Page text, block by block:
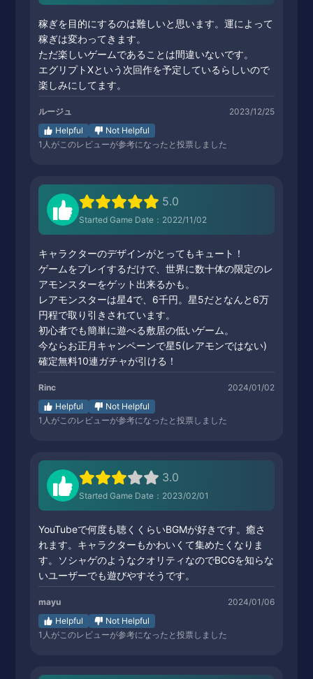
稼ぎを目的にするのは難しいと思います。運によって
稼ぎは変わってきます。
ただ楽しいゲームであることは間違いないです。
エグリプトXという次回作を予定しているらしいので
楽しみにしてます。
ルージュ
2023/12/25
Helpful
Not Helpful
1 人がこのレビューが参考になったと投票しました
5.0
Started Game Date：2022/11/02
キャラクターのデザインがとってもキュート！
ゲームをプレイするだけで、世界に数十体の限定のレ
アモンスターをゲット出来るかも。
レアモンスターは星4で、6千円。星5だとなんと6万
円程で取り引きされています。
初心者でも簡単に遊べる敷居の低いゲーム。
今ならお正月キャンペーンで星5(レアモンではない)
確定無料10連ガチャが引ける！
Rinc
2024/01/02
Helpful
Not Helpful
1 人がこのレビューが参考になったと投票しました
3.0
Started Game Date：2023/02/01
YouTubeで何度も聴くくらいBGMが好きです。癒さ
れます。キャラクターもかわいくて集めたくなりま
す。ソシャゲのようなクオリティなのでBCGを知らな
いユーザーでも遊びやすそうです。
mayu
2024/01/06
Helpful
Not Helpful
1 人がこのレビューが参考になったと投票しました